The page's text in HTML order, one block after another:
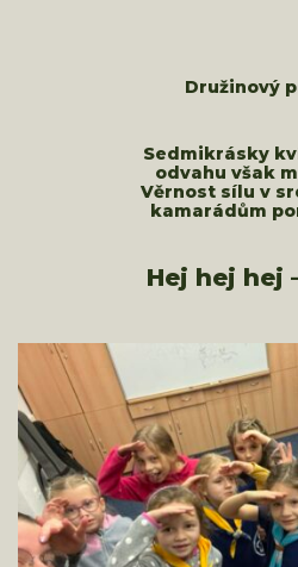
Družinový
Sedmikrásky
odvahu však
Věrnost sílu v
kamarádům
Hej hej hej